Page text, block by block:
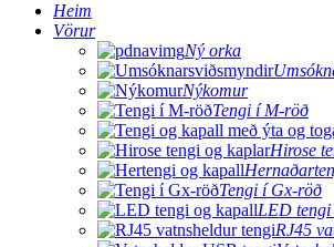
Heim
Vörur
Ný orka
Nýkomur
Tengi í M-röð
Hirose
Tengi í Gx-röð
LED
RJ45